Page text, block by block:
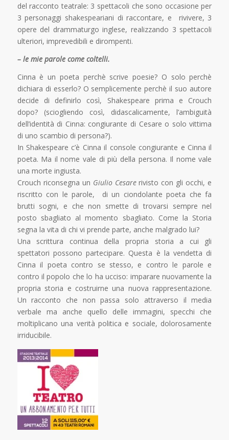
del racconto teatrale: 3 spettacoli che sono occasione per
3 personaggi shakespeariani di raccontare, e rivivere, 3
opere del drammaturgo inglese, realizzando 3 spettacoli
ulteriori, imprevedibili e dirompenti.
– le mie parole come coltelli.
Cinna è un poeta perchè scrive poesie? O solo perchè
dichiara di esserlo? O semplicemente perchè il suo autore
decide di definirlo così, Shakespeare prima e Crouch
dopo? (sciogliendo così, didascalicamente, l’ambiguità
dell’identità di Cinna: congiurante di Cesare o solo vittima
di uno scambio di persona?).
In Shakespeare c’è Cinna il console congiurante e Cinna il
poeta. Ma il nome vale di più della persona. Il nome vale
una morte ingiusta.
Crouch riconsegna un Giulio Cesarerivisto con gli occhi, e
riscritto con le parole, di un ciondolante poeta che fa
brutti sogni, e che non smette di trovarsi sempre nel
posto sbagliato al momento sbagliato. Come la Storia
segna la vita di chi vi prende parte, anche malgrado lui?
Una scrittura continua della propria storia a cui gli
spettatori possono partecipare. Questa è la vendetta di
Cinna il poeta contro se stesso, e contro le parole e
contro il popolo che lo ha ucciso: imparare nuovamente la
propria storia e costruirne una nuova rappresentazione.
Un racconto che non passa solo attraverso il media
verbale ma anche quello delle immagini, specchi che
moltiplicano una verità politica e sociale, dolorosamente
irriducibile.